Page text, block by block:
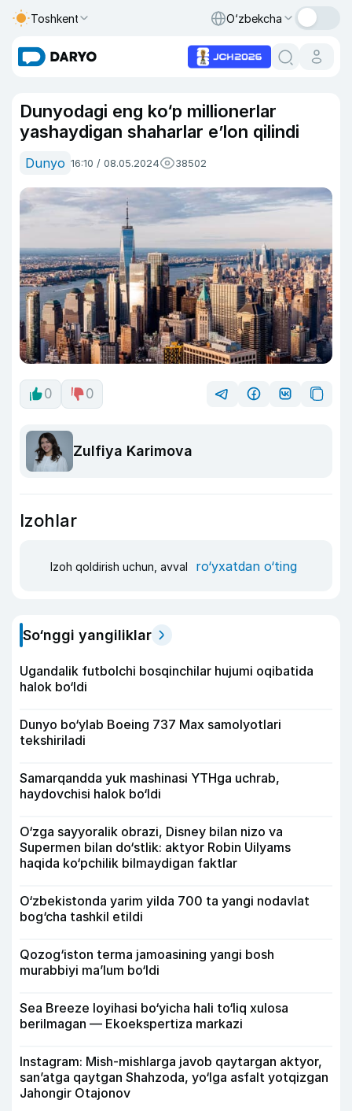
Toshkent O‘zbekcha
Dunyodagi eng ko‘p millionerlar
yashaydigan shaharlar e’lon qilindi
Dunyo 16:10 / 08.05.2024 38502
0 0
Zulfiya Karimova
Izohlar
Izoh qoldirish uchun, avval ro‘yxatdan o‘ting
So‘nggi yangiliklar
Ugandalik futbolchi bosqinchilar hujumi oqibatida
halok bo‘ldi
Dunyo bo‘ylab Boeing 737 Max samolyotlari
tekshiriladi
Samarqandda yuk mashinasi YTHga uchrab,
haydovchisi halok bo‘ldi
O‘zga sayyoralik obrazi, Disney bilan nizo va
Supermen bilan do‘stlik: aktyor Robin Uilyams
haqida ko‘pchilik bilmaydigan faktlar
O‘zbekistonda yarim yilda 700 ta yangi nodavlat
bog‘cha tashkil etildi
Qozog‘iston terma jamoasining yangi bosh
murabbiyi ma’lum bo‘ldi
Sea Breeze loyihasi bo‘yicha hali to‘liq xulosa
berilmagan — Ekoekspertiza markazi
Instagram: Mish-mishlarga javob qaytargan aktyor,
san’atga qaytgan Shahzoda, yo‘lga asfalt yotqizgan
Jahongir Otajonov